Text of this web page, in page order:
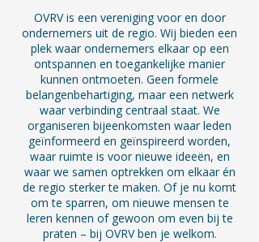
OVRV is een vereniging voor en door
ondernemers uit de regio. Wij bieden een
plek waar ondernemers elkaar op een
ontspannen en toegankelijke manier
kunnen ontmoeten. Geen formele
belangenbehartiging, maar een netwerk
waar verbinding centraal staat. We
organiseren bijeenkomsten waar leden
geïnformeerd en geïnspireerd worden,
waar ruimte is voor nieuwe ideeën, en
waar we samen optrekken om elkaar én
de regio sterker te maken. Of je nu komt
om te sparren, om nieuwe mensen te
leren kennen of gewoon om even bij te
praten – bij OVRV ben je welkom.